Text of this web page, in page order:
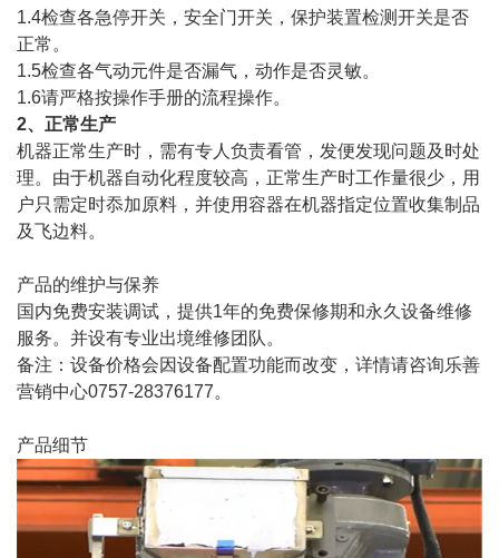
1.4检查各急停开关，安全门开关，保护装置检测开关是否
正常。
1.5检查各气动元件是否漏气，动作是否灵敏。
1.6请严格按操作手册的流程操作。
2、正常生产
机器正常生产时，需有专人负责看管，发便发现问题及时处
理。由于机器自动化程度较高，正常生产时工作量很少，用
户只需定时忝加原料，并使用容器在机器指定位置收集制品
及飞边料。
产品的维护与保养
国内免费安装调试，提供1年的免费保修期和永久设备维修
服务。并设有专业出境维修团队。
备注：设备价格会因设备配置功能而改变，详情请咨询乐善
营销中心0757-28376177。
产品细节